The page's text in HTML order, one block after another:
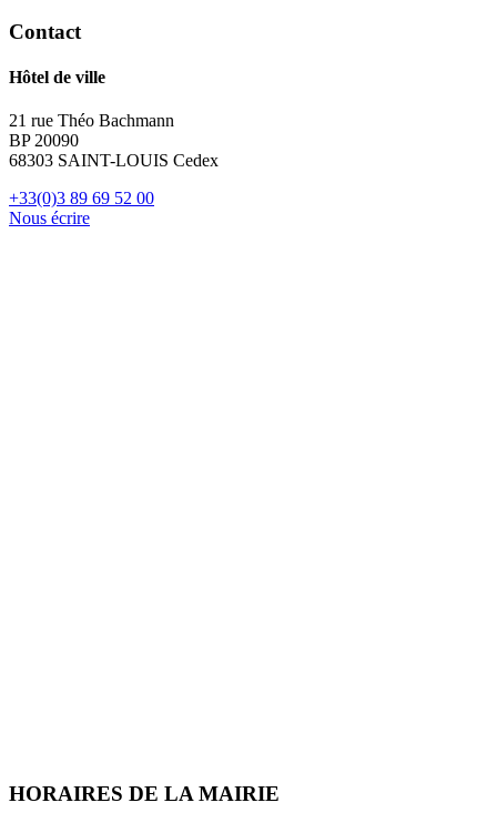
Contact
Hôtel de ville
21 rue Théo Bachmann
BP 20090
68303 SAINT-LOUIS Cedex
+33(0)3 89 69 52 00
Nous écrire
HORAIRES DE LA MAIRIE